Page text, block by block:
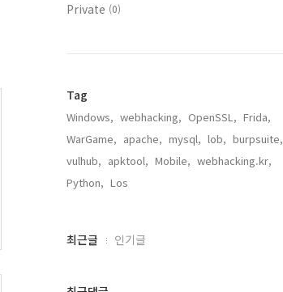
Private (0)
Tag
Windows, webhacking, OpenSSL, Frida,
WarGame, apache, mysql, lob, burpsuite,
vulhub, apktool, Mobile, webhacking.kr,
Python, Los,
최
과
최근글 인기글